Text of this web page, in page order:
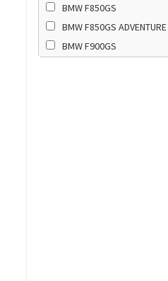
BMW F850GS
BMW F850GS ADVENTURE
BMW F900GS